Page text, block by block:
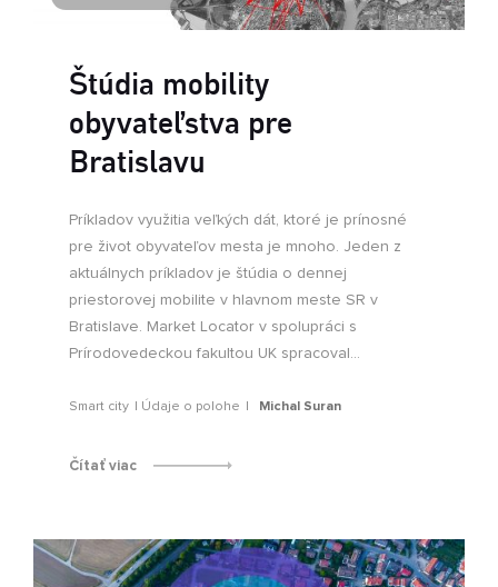
Štúdia mobility
obyvateľstva pre
Bratislavu
Príkladov využitia veľkých dát, ktoré je prínosné
pre život obyvateľov mesta je mnoho. Jeden z
aktuálnych príkladov je štúdia o dennej
priestorovej mobilite v hlavnom meste SR v
Bratislave. Market Locator v spolupráci s
Prírodovedeckou fakultou UK spracoval...
Smart city Údaje o polohe Michal Suran
Čítať viac